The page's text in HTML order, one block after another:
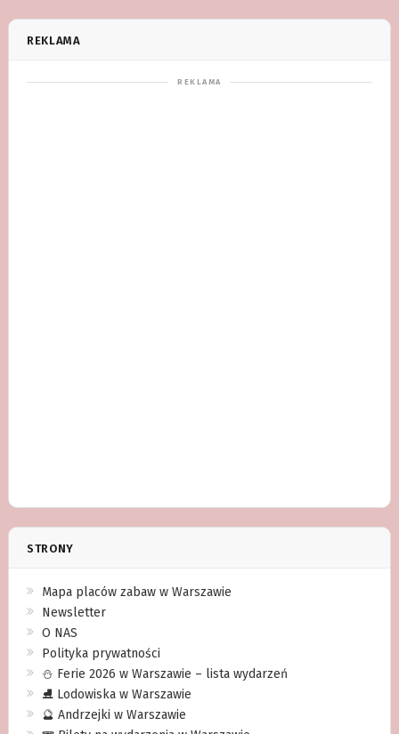
REKLAMA
STRONY
Mapa placów zabaw w Warszawie
Newsletter
O NAS
Polityka prywatności
⛄️ Ferie 2026 w Warszawie – lista wydarzeń
⛸ Lodowiska w Warszawie
🔮 Andrzejki w Warszawie